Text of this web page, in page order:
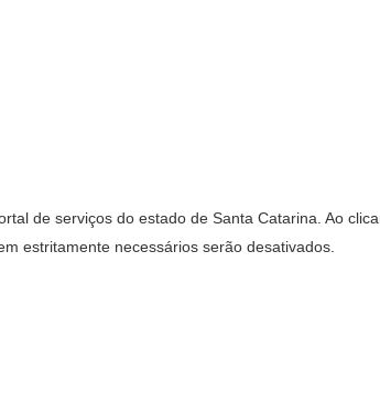
de serviços do estado de Santa Catarina. Ao
estritamente necessários serão desativados.